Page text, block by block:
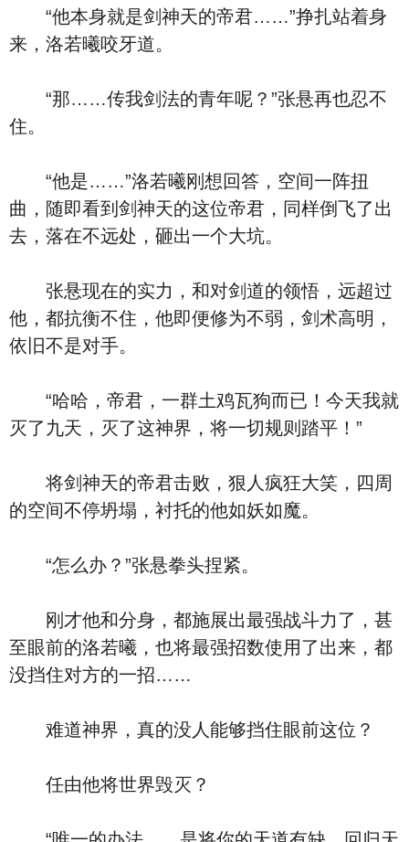
“他本身就是剑神天的帝君……”挣扎站着身
来，洛若曦咬牙道。
“那……传我剑法的青年呢？”张悬再也忍不
住。
“他是……”洛若曦刚想回答，空间一阵扭
曲，随即看到剑神天的这位帝君，同样倒飞了出
去，落在不远处，砸出一个大坑。
张悬现在的实力，和对剑道的领悟，远超过
他，都抗衡不住，他即便修为不弱，剑术高明，
依旧不是对手。
“哈哈，帝君，一群土鸡瓦狗而已！今天我就
灭了九天，灭了这神界，将一切规则踏平！”
将剑神天的帝君击败，狠人疯狂大笑，四周
的空间不停坍塌，衬托的他如妖如魔。
“怎么办？”张悬拳头捏紧。
刚才他和分身，都施展出最强战斗力了，甚
至眼前的洛若曦，也将最强招数使用了出来，都
没挡住对方的一招……
难道神界，真的没人能够挡住眼前这位？
任由他将世界毁灭？